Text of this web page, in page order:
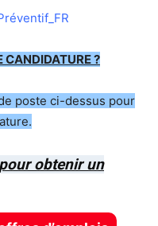
?
poste ci-dessus pour
obtenir un